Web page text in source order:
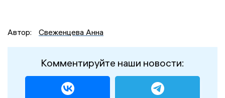
Автор: Свеженцева Анна
Комментируйте наши новости: